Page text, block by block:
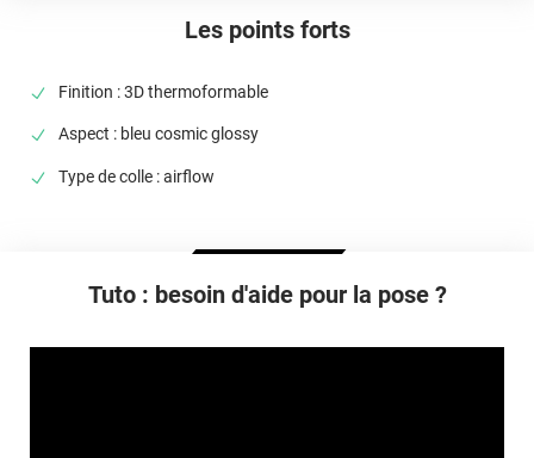
Les points forts
Finition : 3D thermoformable
Aspect : bleu cosmic glossy
Type de colle : airflow
Température D'utilisation
film auto-éteignant si appliqué sur aluminium, verre, acier
Retrait facile avec apport de chaleur et/ou solution chimique
selon la nature du substrat
Tuto : besoin d'aide pour la pose ?